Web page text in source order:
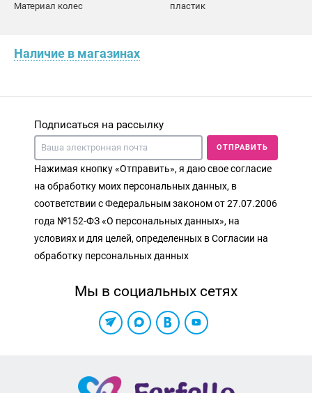
Материал колес пластик
Наличие в магазинах
Подписаться на рассылку
ОТПРАВИТЬ
Нажимая кнопку «Отправить», я даю свое согласие
на обработку моих персональных данных, в
соответствии с Федеральным законом от 27.07.2006
года №152-ФЗ «О персональных данных», на
условиях и для целей, определенных в Согласии на
обработку персональных данных
Мы в социальных сетях